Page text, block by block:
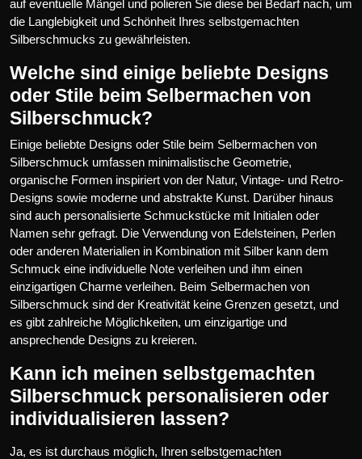
auf eventuelle Mängel und polieren Sie diese bei Bedarf nach, um
die Langlebigkeit und Schönheit Ihres selbstgemachten
Silberschmucks zu gewährleisten.
Welche sind einige beliebte Designs
oder Stile beim Selbermachen von
Silberschmuck?
Einige beliebte Designs oder Stile beim Selbermachen von
Silberschmuck umfassen minimalistische Geometrie,
organische Formen inspiriert von der Natur, Vintage- und Retro-
Designs sowie moderne und abstrakte Kunst. Darüber hinaus
sind auch personalisierte Schmuckstücke mit Initialen oder
Namen sehr gefragt. Die Verwendung von Edelsteinen, Perlen
oder anderen Materialien in Kombination mit Silber kann dem
Schmuck eine individuelle Note verleihen und ihm einen
einzigartigen Charme verleihen. Beim Selbermachen von
Silberschmuck sind der Kreativität keine Grenzen gesetzt, und
es gibt zahlreiche Möglichkeiten, um einzigartige und
ansprechende Designs zu kreieren.
Kann ich meinen selbstgemachten
Silberschmuck personalisieren oder
individualisieren lassen?
Ja, es ist durchaus möglich, Ihren selbstgemachten